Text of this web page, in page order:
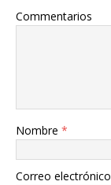
Commentarios
Nombre *
Correo electrónico